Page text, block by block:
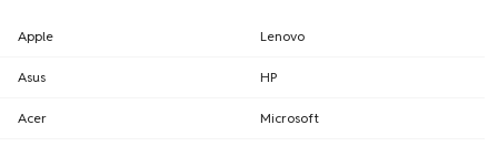
Apple Lenovo
Asus HP
Acer Microsoft